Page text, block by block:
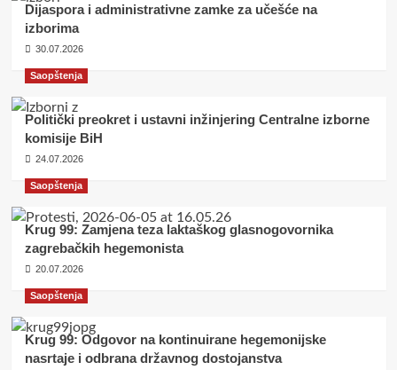
Dijaspora i administrativne zamke za učešće na
izborima
30.07.2026
Saopštenja
Politički preokret i ustavni inžinjering Centralne izborne
komisije BiH
24.07.2026
Saopštenja
Krug 99: Zamjena teza laktaškog glasnogovornika
zagrebačkih hegemonista
20.07.2026
Saopštenja
Krug 99: Odgovor na kontinuirane hegemonijske
nasrtaje i odbrana državnog dostojanstva